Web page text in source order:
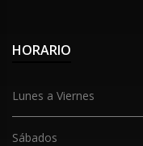
HORARIO
Lunes a Viernes
Sábados